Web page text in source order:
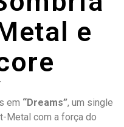
e
em “Dreams”, um single
Metal com a força do